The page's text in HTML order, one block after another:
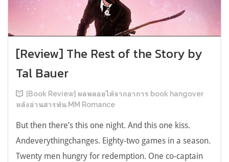
[Review] The Rest of the Story by
Tal Bauer
[Book Review] ผลพลอยได้จากอาการ book hangover
หลังอ่านสารพัน MM Romance
But then there’s this one night. And this one kiss.
Andeverythingchanges. Eighty-two games in a season.
Twenty men hungry for redemption. One co-captain